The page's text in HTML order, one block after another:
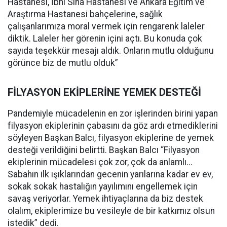
Hastanesi, İbni Sina Hastanesi ve Ankara Eğitim ve
Araştırma Hastanesi bahçelerine, sağlık
çalışanlarımıza moral vermek için rengarenk laleler
diktik. Laleler her görenin içini açtı. Bu konuda çok
sayıda teşekkür mesajı aldık. Onların mutlu olduğunu
görünce biz de mutlu olduk”
FİLYASYON EKİPLERİNE YEMEK DESTEĞİ
Pandemiyle mücadelenin en zor işlerinden birini yapan
filyasyon ekiplerinin çabasını da göz ardı etmediklerini
söyleyen Başkan Balcı, filyasyon ekiplerine de yemek
desteği verildiğini belirtti. Başkan Balcı “Filyasyon
ekiplerinin mücadelesi çok zor, çok da anlamlı...
Sabahın ilk ışıklarından gecenin yarılarına kadar ev ev,
sokak sokak hastalığın yayılımını engellemek için
savaş veriyorlar. Yemek ihtiyaçlarına da biz destek
olalım, ekiplerimize bu vesileyle de bir katkımız olsun
istedik” dedi.